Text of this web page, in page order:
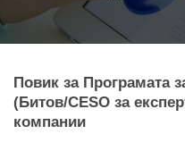
Повик за Програмата
(Битов/CESO за
компании